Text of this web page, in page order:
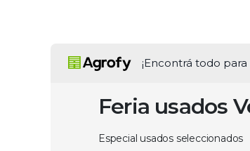
¡Encontrá todo
Feria usados
Especial usados seleccionados